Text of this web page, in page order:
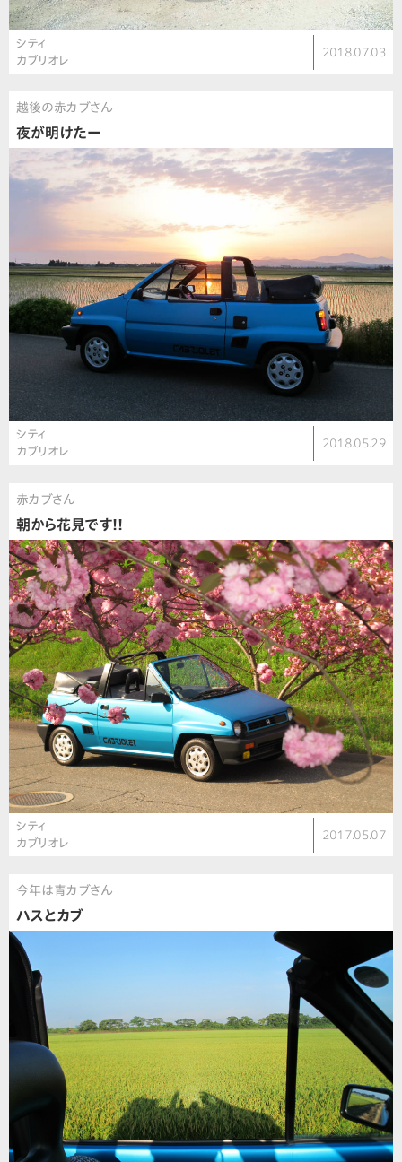
シティ
カブリオレ
2018.07.03
越後の赤カブさん
夜が明けたー
シティ
カブリオレ
2018.05.29
赤カブさん
朝から花見です!!
シティ
カブリオレ
2017.05.07
今年は青カブさん
ハスとカブ